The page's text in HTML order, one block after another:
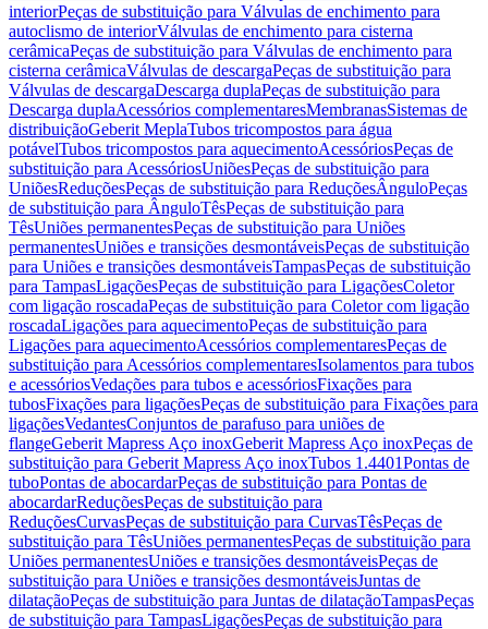
interiorPeças de substituição para Válvulas de enchimento para
autoclismo de interiorVálvulas de enchimento para cisterna
cerâmicaPeças de substituição para Válvulas de enchimento para
cisterna cerâmicaVálvulas de descargaPeças de substituição para
Válvulas de descargaDescarga duplaPeças de substituição para
Descarga duplaAcessórios complementaresMembranasSistemas de
distribuiçãoGeberit MeplaTubos tricompostos para água
potávelTubos tricompostos para aquecimentoAcessóriosPeças de
substituição para AcessóriosUniõesPeças de substituição para
UniõesReduçõesPeças de substituição para ReduçõesÂnguloPeças
de substituição para ÂnguloTêsPeças de substituição para
TêsUniões permanentesPeças de substituição para Uniões
permanentesUniões e transições desmontáveisPeças de substituição
para Uniões e transições desmontáveisTampasPeças de substituição
para TampasLigaçõesPeças de substituição para LigaçõesColetor
com ligação roscadaPeças de substituição para Coletor com ligação
roscadaLigações para aquecimentoPeças de substituição para
Ligações para aquecimentoAcessórios complementaresPeças de
substituição para Acessórios complementaresIsolamentos para tubos
e acessóriosVedações para tubos e acessóriosFixações para
tubosFixações para ligaçõesPeças de substituição para Fixações para
ligaçõesVedantesConjuntos de parafuso para uniões de
flangeGeberit Mapress Aço inoxGeberit Mapress Aço inoxPeças de
substituição para Geberit Mapress Aço inoxTubos 1.4401Pontas de
tuboPontas de abocardarPeças de substituição para Pontas de
abocardarReduçõesPeças de substituição para
ReduçõesCurvasPeças de substituição para CurvasTêsPeças de
substituição para TêsUniões permanentesPeças de substituição para
Uniões permanentesUniões e transições desmontáveisPeças de
substituição para Uniões e transições desmontáveisJuntas de
dilataçãoPeças de substituição para Juntas de dilataçãoTampasPeças
de substituição para TampasLigaçõesPeças de substituição para